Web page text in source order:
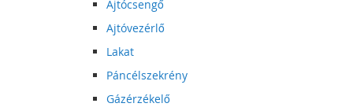
Ajtócsengő
Ajtóvezérlő
Lakat
Páncélszekrény
Gázérzékelő